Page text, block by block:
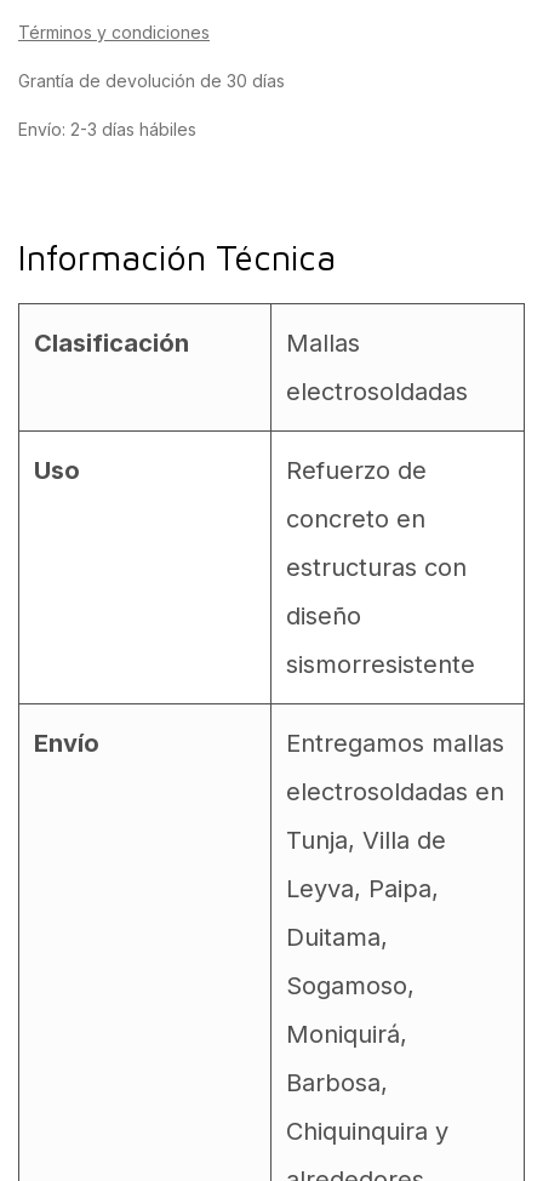
Términos y condiciones
Grantía de devolución de 30 días
Envío: 2-3 días hábiles
Información Técnica
Clasificación
Mallas
electrosoldadas
Uso
Refuerzo de
concreto en
estructuras con
diseño
sismorresistente
Envío
Entregamos mallas
electrosoldadas en
Tunja, Villa de
Leyva, Paipa,
Duitama,
Sogamoso,
Moniquirá,
Barbosa,
Chiquinquira y